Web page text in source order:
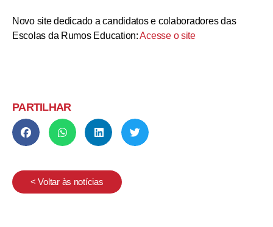
Novo site dedicado a candidatos e colaboradores das
Escolas da Rumos Education:Acesse o site
PARTILHAR
< Voltar às notícias